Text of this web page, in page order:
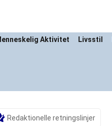
Aktivitet Livsstil
Redaktionelle retningslinjer